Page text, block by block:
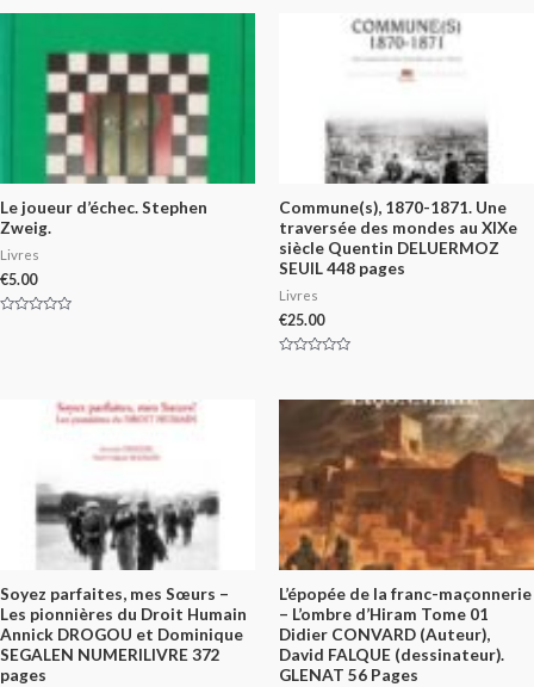
Le joueur d’échec. Stephen
Zweig.
Livres
€5.00
Commune(s), 1870-1871. Une
traversée des mondes au XIXe
siècle Quentin DELUERMOZ
SEUIL 448 pages
Livres
€25.00
of
Soyez parfaites, mes Sœurs –
Les pionnières du Droit Humain
Annick DROGOU et Dominique
SEGALEN NUMERILIVRE 372
pages
L’épopée de la franc-maçonnerie
– L’ombre d’Hiram Tome 01
Didier CONVARD (Auteur),
David FALQUE (dessinateur).
GLENAT 56 Pages